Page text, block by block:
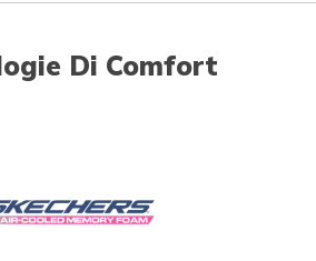
Di Comfort